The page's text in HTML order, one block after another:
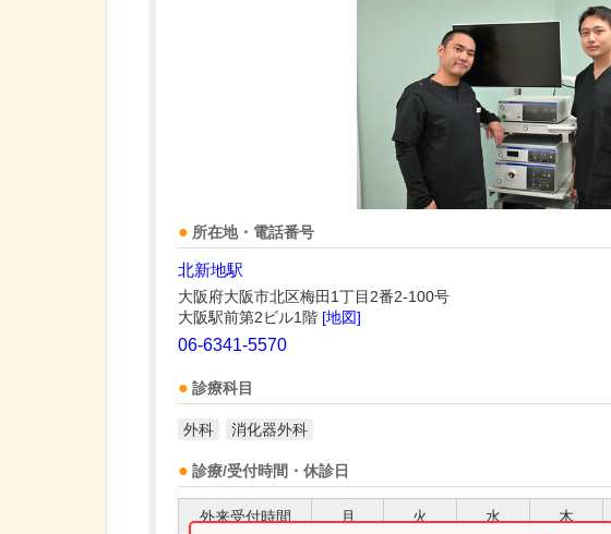
所在地・電話番号
北新地駅
大阪府大阪市北区梅田1丁目2番2-100号
大阪駅前第2ビル1階 [地図]
06-6341-5570
診療科目
外科 消化器外科
診療/受付時間・休診日
外来受付時間 月 火 水 木